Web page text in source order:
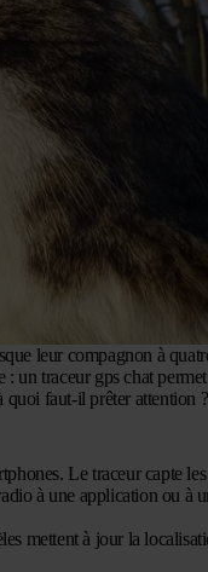
leur compagnon à
: un traceur gps chat
quoi faut-il prêter attention ?
Le traceur capte
à une application ou à
mettent à jour la